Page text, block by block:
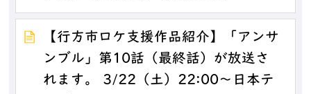
【行方市ロケ支援作品紹介】「アンサ
ンブル」第10話（最終話）が放送さ
れます。 3/22（土）22:00～日本テ